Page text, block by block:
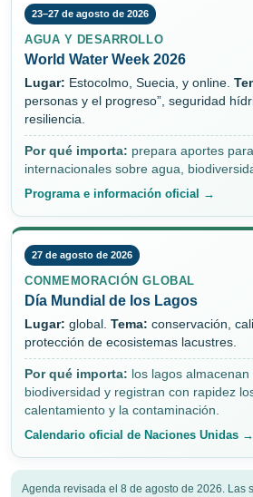
23–27 de agosto de 2026
AGUA Y DESARROLLO
World Water Week 2026
Lugar: Estocolmo, Suecia, y online.
personas y el progreso”, seguridad
resiliencia.
Por qué importa: prepara aportes
internacionales sobre agua,
Programa e información oficial →
27 de agosto de 2026
CONMEMORACIÓN GLOBAL
Día Mundial de los Lagos
Lugar: global. Tema: conservación,
protección de ecosistemas lacustres.
Por qué importa: los lagos
biodiversidad y registran con rapidez
calentamiento y la contaminación.
Calendario oficial de Naciones Unidas →
Agenda revisada el 8 de agosto de 2026. Las